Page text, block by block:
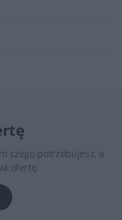
czego potrzebujesz, a
ofertę.